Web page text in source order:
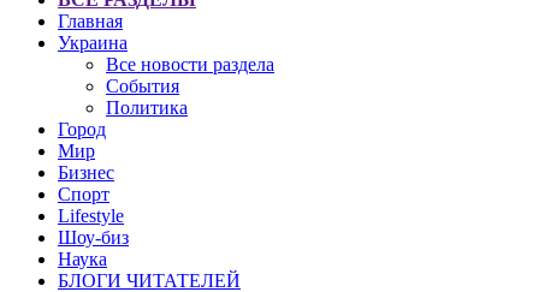
Главная
Украина
Все новости раздела
События
Политика
Город
Мир
Бизнес
Спорт
Lifestyle
Шоу-биз
Наука
БЛОГИ ЧИТАТЕЛЕЙ